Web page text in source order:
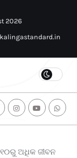
2026
ଅଧିକ ଜୀବନ